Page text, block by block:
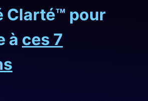
Clarté™ pour
à ces 7